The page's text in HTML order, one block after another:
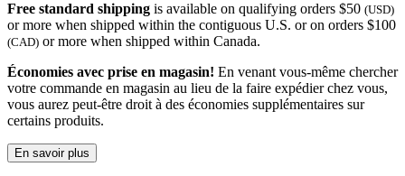
Free standard shipping is available on qualifying orders $50 (USD)
or more when shipped within the contiguous U.S. or on orders $100
(CAD) or more when shipped within Canada.
Économies avec prise en magasin! En venant vous-même chercher
votre commande en magasin au lieu de la faire expédier chez vous,
vous aurez peut-être droit à des économies supplémentaires sur
certains produits.
En savoir plus